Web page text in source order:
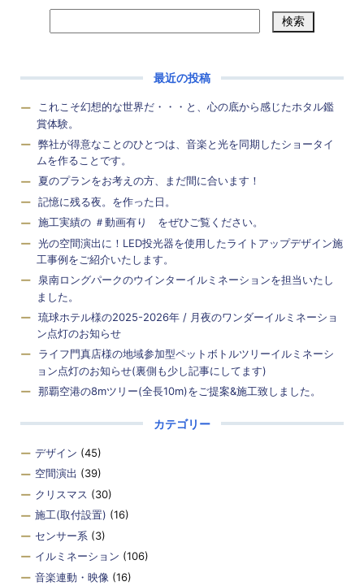
最近の投稿
これこそ幻想的な世界だ・・・と、心の底から感じたホタル鑑
賞体験。
弊社が得意なことのひとつは、音楽と光を同期したショータイ
ムを作ることです。
夏のプランをお考えの方、まだ間に合います！
記憶に残る夜。を作った日。
施工実績の ＃動画有り をぜひご覧ください。
光の空間演出に！LED投光器を使用したライトアップデザイン施
工事例をご紹介いたします。
泉南ロングパークのウインターイルミネーションを担当いたし
ました。
琉球ホテル様の2025-2026年 / 月夜のワンダーイルミネーショ
ン点灯のお知らせ
ライフ門真店様の地域参加型ペットボトルツリーイルミネーシ
ョン点灯のお知らせ(裏側も少し記事にしてます)
那覇空港の8mツリー(全長10m)をご提案&施工致しました。
カテゴリー
デザイン (45)
空間演出 (39)
クリスマス (30)
施工(取付設置) (16)
センサー系 (3)
イルミネーション (106)
音楽連動・映像 (16)